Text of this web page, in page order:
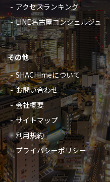
アクセスランキング
LINE名古屋コンシェルジュ
その他
SHACHImeについて
お問い合わせ
会社概要
サイトマップ
利用規約
プライバシーポリシー